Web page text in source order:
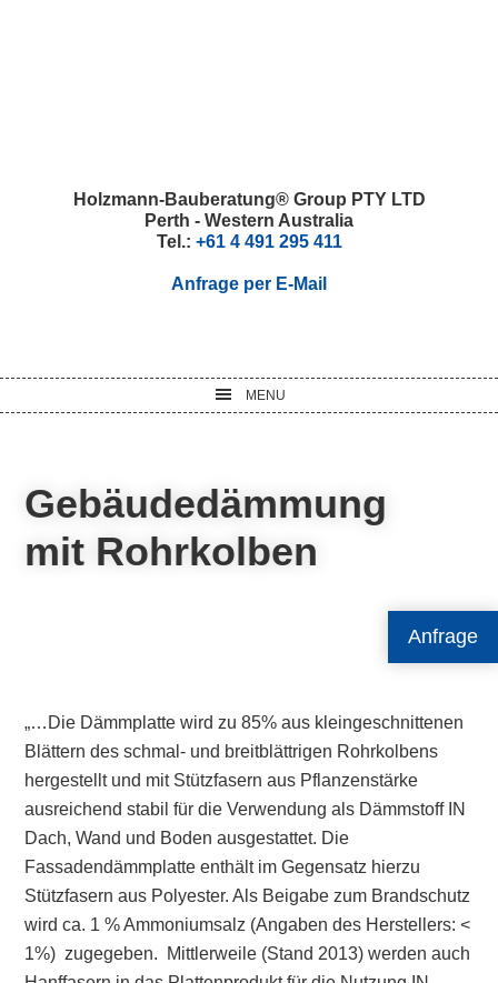
Anfrage
Holzmann-Bauberatung® Group PTY LTD
Perth - Western Australia
Tel.: +61 4 491 295 411
Anfrage per E-Mail
MENU
Gebäudedämmung
mit Rohrkolben
„…Die Dämmplatte wird zu 85% aus kleingeschnittenen
Blättern des schmal- und breitblättrigen Rohrkolbens
hergestellt und mit Stützfasern aus Pflanzenstärke
ausreichend stabil für die Verwendung als Dämmstoff IN
Dach, Wand und Boden ausgestattet. Die
Fassadendämmplatte enthält im Gegensatz hierzu
Stützfasern aus Polyester. Als Beigabe zum Brandschutz
wird ca. 1 % Ammoniumsalz (Angaben des Herstellers: <
1%) zugegeben. Mittlerweile (Stand 2013) werden auch